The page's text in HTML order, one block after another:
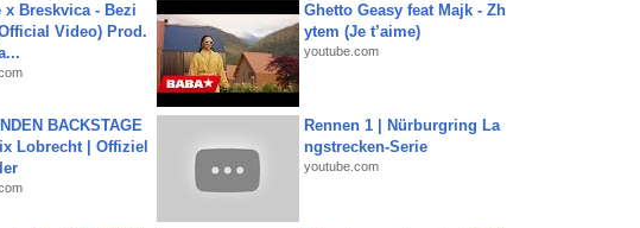
x Breskvica - Bezi
Video) Prod.
Ghetto Geasy feat Majk - Zh
ytem (Je t’aime)
youtube.com
BACKSTAGE
Lobrecht | Offiziel
Rennen 1 | Nürburgring La
ngstrecken-Serie
youtube.com